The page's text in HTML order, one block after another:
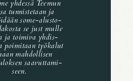
yhdessä Teemun
tunnis­te­taan ja
some-alus­to­
se just mulle
ja toimiva yhdis­
poimi­taan työka­lut
mahdol­li­sen
saavut­ta­mi­
seen.